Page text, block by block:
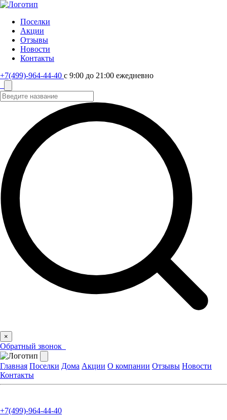
Поселки
Акции
Отзывы
Новости
Контакты
+7(499)-964-44-40 с 9:00 до 21:00 ежедневно
×
Обратный звонок
Главная Поселки Дома Акции О компании Отзывы Новости
Контакты
+7(499)-964-44-40